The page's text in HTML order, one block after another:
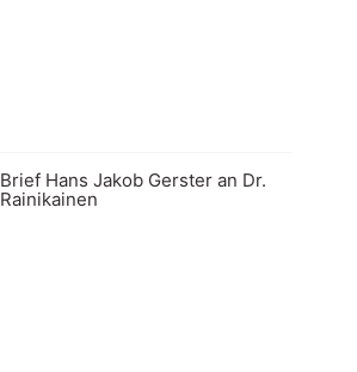
Brief Hans Jakob Gerster an Dr.
Rainikainen